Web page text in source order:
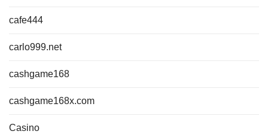
cafe444
carlo999.net
cashgame168
cashgame168x.com
Casino